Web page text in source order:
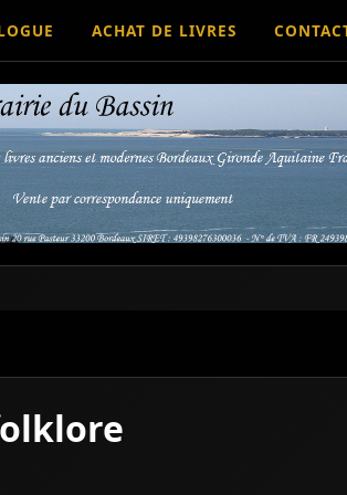
ACHAT DE LIVRES